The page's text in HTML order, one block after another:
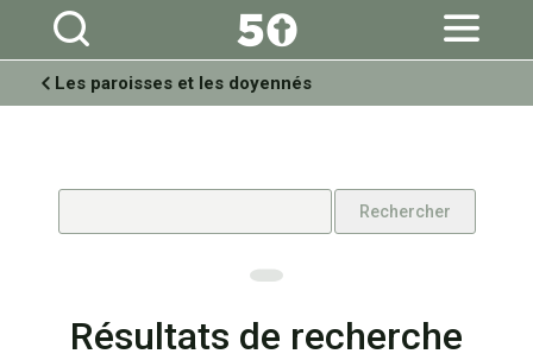
Aller
personnels
Les paroisses et les doyennés
Résultats de recherche